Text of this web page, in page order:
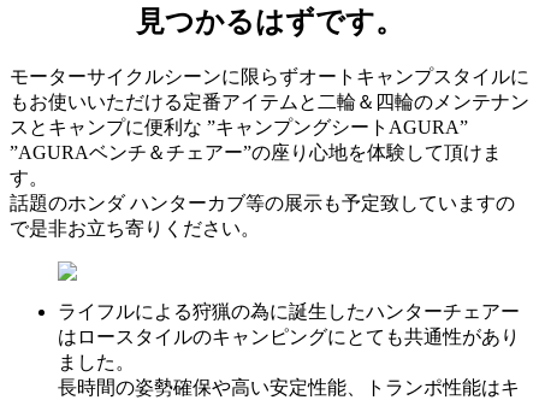
見つかるはずです。
モーターサイクルシーンに限らずオートキャンプスタイルに
もお使いいただける定番アイテムと二輪＆四輪のメンテナン
スとキャンプに便利な ”キャンプングシートAGURA”
”AGURAベンチ＆チェアー”の座り心地を体験して頂けま
す。
話題のホンダ ハンターカブ等の展示も予定致していますの
で是非お立ち寄りください。
ライフルによる狩猟の為に誕生したハンターチェアー
はロースタイルのキャンピングにとても共通性があり
ました。
長時間の姿勢確保や高い安定性能、トランポ性能はキ